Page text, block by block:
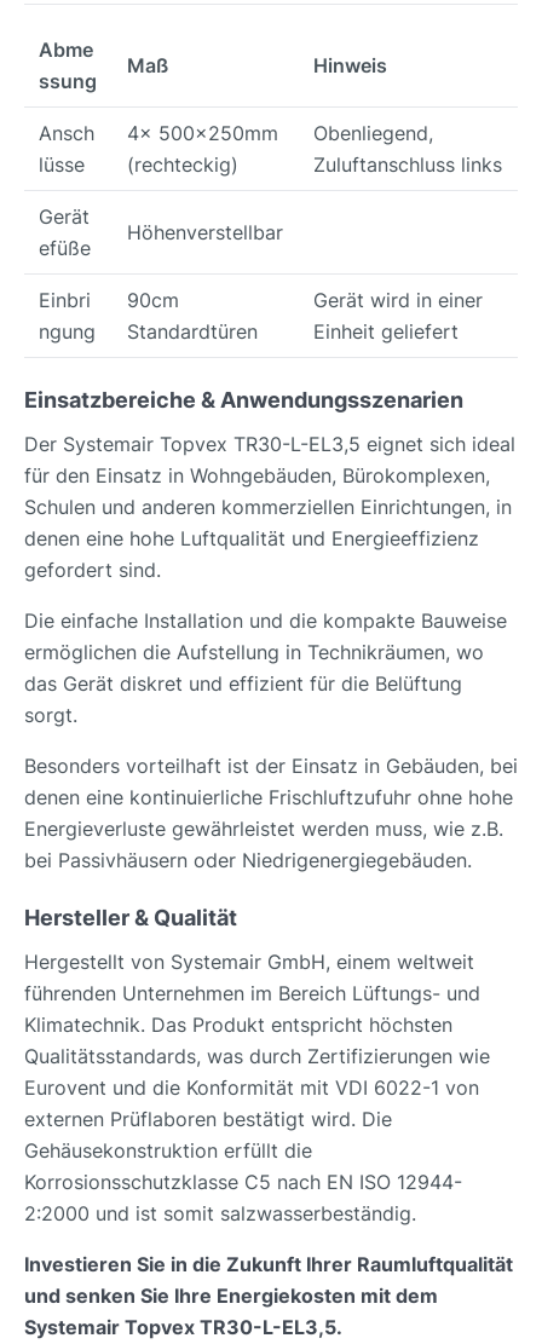
Abme
ssung
Maß Hinweis
Ansch
lüsse
4x 500x250mm
(rechteckig)
Obenliegend,
Zuluftanschluss links
Gerät
efüße
Höhenverstellbar
Einbri
ngung
90cm
Standardtüren
Gerät wird in einer
Einheit geliefert
Einsatzbereiche & Anwendungsszenarien
Der Systemair Topvex TR30-L-EL3,5 eignet sich ideal
für den Einsatz in Wohngebäuden, Bürokomplexen,
Schulen und anderen kommerziellen Einrichtungen, in
denen eine hohe Luftqualität und Energieeffizienz
gefordert sind.
Die einfache Installation und die kompakte Bauweise
ermöglichen die Aufstellung in Technikräumen, wo
das Gerät diskret und effizient für die Belüftung
sorgt.
Besonders vorteilhaft ist der Einsatz in Gebäuden, bei
denen eine kontinuierliche Frischluftzufuhr ohne hohe
Energieverluste gewährleistet werden muss, wie z.B.
bei Passivhäusern oder Niedrigenergiegebäuden.
Hersteller & Qualität
Hergestellt von Systemair GmbH, einem weltweit
führenden Unternehmen im Bereich Lüftungs- und
Klimatechnik. Das Produkt entspricht höchsten
Qualitätsstandards, was durch Zertifizierungen wie
Eurovent und die Konformität mit VDI 6022-1 von
externen Prüflaboren bestätigt wird. Die
Gehäusekonstruktion erfüllt die
Korrosionsschutzklasse C5 nach EN ISO 12944-
2:2000 und ist somit salzwasserbeständig.
Investieren Sie in die Zukunft Ihrer Raumluftqualität
und senken Sie Ihre Energiekosten mit dem
Systemair Topvex TR30-L-EL3,5.